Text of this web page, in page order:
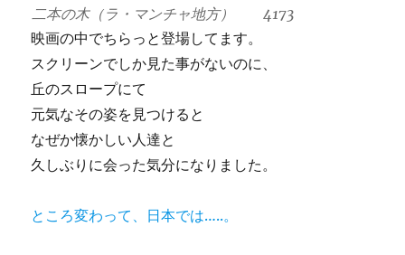
二本の木（ラ・マンチャ地方） 4173
映画の中でちらっと登場してます。
スクリーンでしか見た事がないのに、
丘のスロープにて
元気なその姿を見つけると
なぜか懐かしい人達と
久しぶりに会った気分になりました。
ところ変わって、日本では…..。